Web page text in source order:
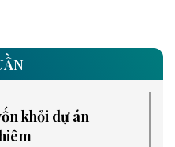
khỏi dự án